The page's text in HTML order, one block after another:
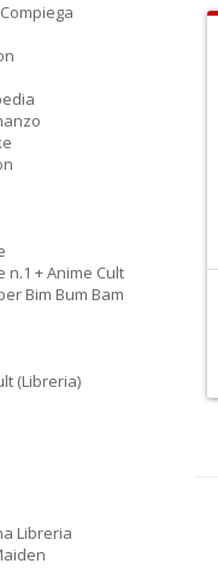
CULT SPECIALE N.5
Degli Anime
€
n.1 + Anime Cult
Bim Bum Bam
(Libreria)
Libreria